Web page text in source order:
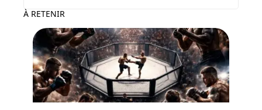
À RETENIR
Loisirs